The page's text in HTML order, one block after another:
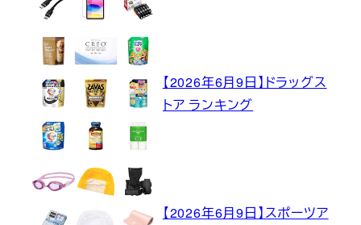
【2026年6月9日】ドラッグス
トア ランキング
【2026年6月9日】スポーツア